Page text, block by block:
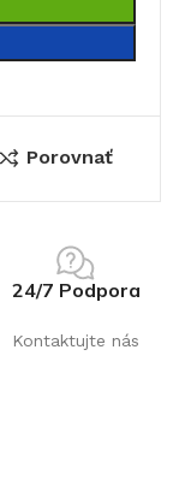
Porovnať
24/7 Podpora
Kontaktujte nás